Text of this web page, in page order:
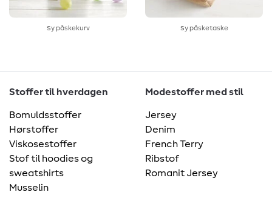
Sy påskekurv Sy påsketaske
Stoffer til hverdagen
Bomuldsstoffer
Hørstoffer
Viskosestoffer
Stof til hoodies og
sweatshirts
Musselin
Modestoffer med stil
Jersey
Denim
French Terry
Ribstof
Romanit Jersey